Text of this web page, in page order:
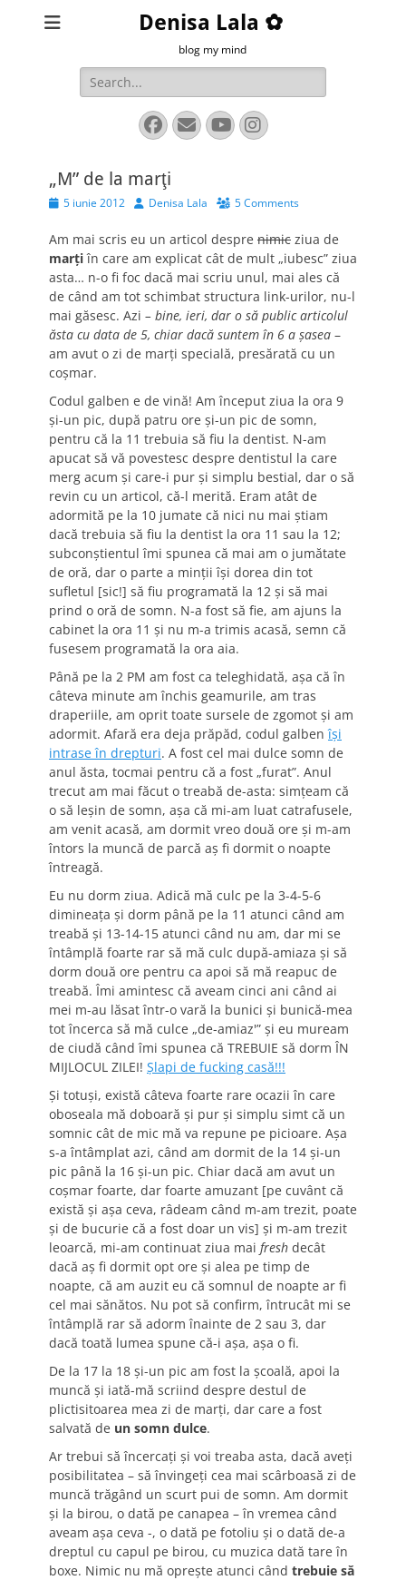
Denisa Lala ✿
blog my mind
Search
for:
Facebook
EmailYouTube
Instagram
„M” de la marţi
Posted5 iunie 2012 AuthorDenisa Lala 5 Comments
Am mai scris eu un articol despre nimic ziua de
marţiîn care am explicat cât de mult „iubesc” ziua
asta… n-o fi foc dacă mai scriu unul, mai ales că
de când am tot schimbat structura link-urilor, nu-l
mai găsesc. Azi – bine, ieri, dar o să public articolul
ăsta cu data de 5, chiar dacă suntem în 6 a şasea –
am avut o zi de marţi specială, presărată cu un
coşmar.
Codul galben e de vină! Am început ziua la ora 9
şi-un pic, după patru ore şi-un pic de somn,
pentru că la 11 trebuia să fiu la dentist. N-am
apucat să vă povestesc despre dentistul la care
merg acum şi care-i pur şi simplu bestial, dar o să
revin cu un articol, că-l merită. Eram atât de
adormită pe la 10 jumate că nici nu mai ştiam
dacă trebuia să fiu la dentist la ora 11 sau la 12;
subconştientul îmi spunea că mai am o jumătate
de oră, dar o parte a minţii îşi dorea din tot
sufletul [sic!] să fiu programată la 12 şi să mai
prind o oră de somn. N-a fost să fie, am ajuns la
cabinet la ora 11 şi nu m-a trimis acasă, semn că
fusesem programată la ora aia.
Până pe la 2 PM am fost ca teleghidată, aşa că în
câteva minute am închis geamurile, am tras
draperiile, am oprit toate sursele de zgomot şi am
adormit. Afară era deja prăpăd, codul galbenîşi
intrase în drepturi. A fost cel mai dulce somn de
anul ăsta, tocmai pentru că a fost „furat”. Anul
trecut am mai făcut o treabă de-asta: simţeam că
o să leşin de somn, aşa că mi-am luat catrafusele,
am venit acasă, am dormit vreo două ore şi m-am
întors la muncă de parcă aş fi dormit o noapte
întreagă.
Eu nu dorm ziua. Adică mă culc pe la 3-4-5-6
dimineaţa şi dorm până pe la 11 atunci când am
treabă şi 13-14-15 atunci când nu am, dar mi se
întâmplă foarte rar să mă culc după-amiaza şi să
dorm două ore pentru ca apoi să mă reapuc de
treabă. Îmi amintesc că aveam cinci ani când ai
mei m-au lăsat într-o vară la bunici şi bunică-mea
tot încerca să mă culce „de-amiaz'” şi eu muream
de ciudă când îmi spunea că TREBUIE să dorm ÎN
MIJLOCUL ZILEI! Şlapi de fucking casă!!!
Şi totuşi, există câteva foarte rare ocazii în care
oboseala mă doboară şi pur şi simplu simt că un
somnic cât de mic mă va repune pe picioare. Aşa
s-a întâmplat azi, când am dormit de la 14 şi-un
pic până la 16 şi-un pic. Chiar dacă am avut un
coşmar foarte, dar foarte amuzant [pe cuvânt că
există şi aşa ceva, râdeam când m-am trezit, poate
şi de bucurie că a fost doar un vis] şi m-am trezit
leoarcă, mi-am continuat ziua mai fresh decât
dacă aş fi dormit opt ore şi alea pe timp de
noapte, că am auzit eu că somnul de noapte ar fi
cel mai sănătos. Nu pot să confirm, întrucât mi se
întâmplă rar să adorm înainte de 2 sau 3, dar
dacă toată lumea spune că-i aşa, aşa o fi.
De la 17 la 18 şi-un pic am fost la şcoală, apoi la
muncă şi iată-mă scriind despre destul de
plictisitoarea mea zi de marţi, dar care a fost
salvată de un somn dulce.
Ar trebui să încercaţi şi voi treaba asta, dacă aveţi
posibilitatea – să învingeţi cea mai scârboasă zi de
muncă trăgând un scurt pui de somn. Am dormit
şi la birou, o dată pe canapea – în vremea când
aveam aşa ceva -, o dată pe fotoliu şi o dată de-a
dreptul cu capul pe birou, cu muzica dată tare în
boxe. Nimic nu mă opreşte atunci când trebuie să